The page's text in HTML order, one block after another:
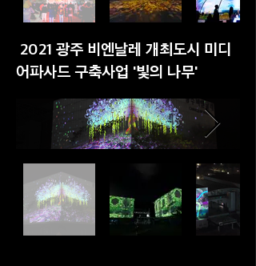
2021 광주 비엔날레 개최도시 미디
어파사드 구축사업 '빛의 나무'